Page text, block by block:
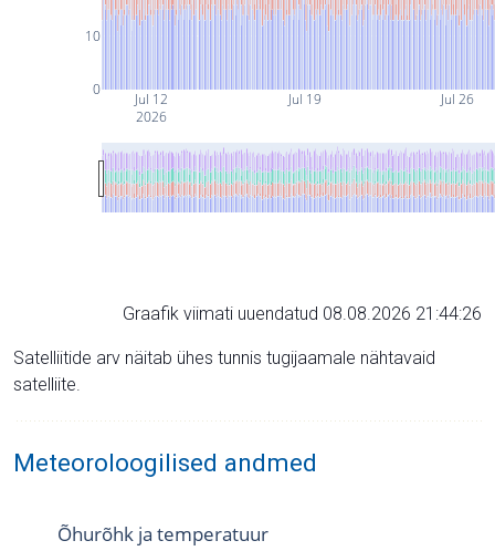
Jul 12
2026
Jul 19 Jul 26
0
10
Graafik viimati uuendatud 08.08.2026 21:44:26
Satelliitide arv näitab ühes tunnis tugijaamale nähtavaid
satelliite.
Meteoroloogilised andmed
Õhurõhk ja temperatuur